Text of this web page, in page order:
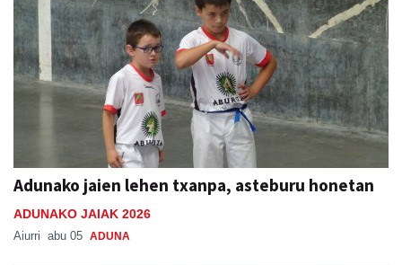
Adunako jaien lehen txanpa, asteburu honetan
ADUNAKO JAIAK 2026
Aiurri abu 05 ADUNA